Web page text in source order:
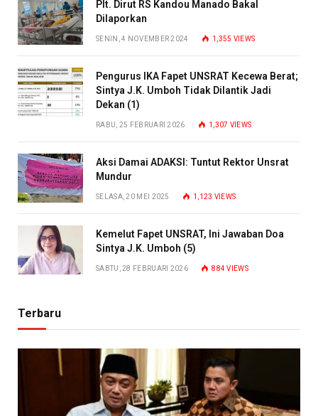
Plt. Dirut RS Kandou Manado Bakal
Dilaporkan
SENIN, 4 NOVEMBER 2024 1,355 VIEWS
Pengurus IKA Fapet UNSRAT Kecewa Berat;
Sintya J.K. Umboh Tidak Dilantik Jadi
Dekan (1)
RABU, 25 FEBRUARI 2026 1,307 VIEWS
Aksi Damai ADAKSI: Tuntut Rektor Unsrat
Mundur
SELASA, 20 MEI 2025 1,123 VIEWS
Kemelut Fapet UNSRAT, Ini Jawaban Doa
Sintya J.K. Umboh (5)
SABTU, 28 FEBRUARI 2026 884VIEWS
Terbaru